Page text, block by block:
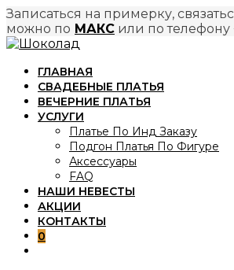
Записаться на примерку,
можно по МАКС или по телефону
Перейти
содержимому
ГЛАВНАЯ
СВАДЕБНЫЕ ПЛАТЬЯ
ВЕЧЕРНИЕ ПЛАТЬЯ
УСЛУГИ
Платье По Инд Заказу
Подгон Платья По Фигуре
Аксессуары
FAQ
НАШИ НЕВЕСТЫ
АКЦИИ
КОНТАКТЫ
0